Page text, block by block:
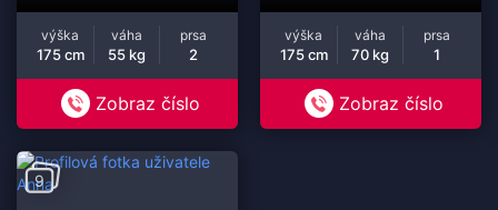
výška
175 cm
váha
55 kg
prsa
2
Zobraz číslo
výška
175 cm
váha
70 kg
prsa
1
Zobraz číslo
9